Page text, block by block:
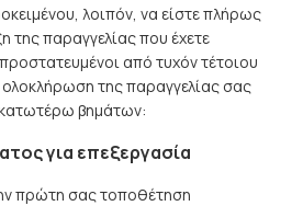
λοιπόν, να είστε πλήρως
της παραγγελίας που έχετε
από τυχόν τέτοιου
της παραγγελίας σας
βημάτων:
για επεξεργασία
πρώτη σας τοποθέτηση